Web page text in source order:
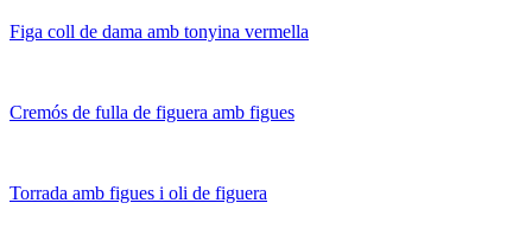
Figa coll de dama amb tonyina vermella
Cremós de fulla de figuera amb figues
Torrada amb figues i oli de figuera